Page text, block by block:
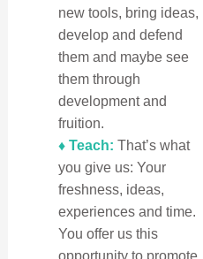
new tools, bring ideas,
develop and defend
them and maybe see
them through
development and
fruition.
♦ Teach: That’s what
you give us: Your
freshness, ideas,
experiences and time.
You offer us this
opportunity to promote,